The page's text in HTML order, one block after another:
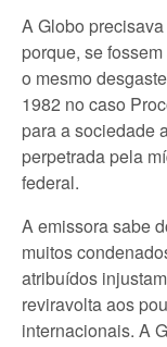
A Globo
porque, se
o mesmo
1982 no caso
para a sociedade
perpetrada pela
federal.
A emissora sabe
muitos
atribuídos
reviravolta aos
internacionais. A